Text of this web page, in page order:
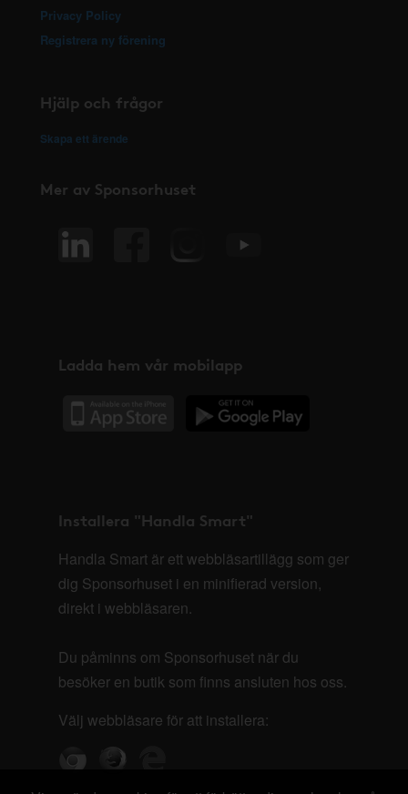
Privacy Policy
Registrera ny förening
Hjälp och frågor
Skapa ett ärende
Mer av Sponsorhuset
Ladda hem vår mobilapp
Installera "Handla Smart"
Handla Smart är ett webbläsartillägg som ger
dig Sponsorhuset i en minifierad version,
direkt i webbläsaren.
Du påminns om Sponsorhuset när du
besöker en butik som finns ansluten hos oss.
Välj webbläsare för att installera: